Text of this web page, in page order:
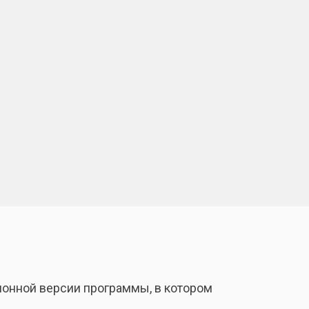
версии программы, в котором